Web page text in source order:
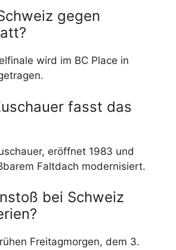
gegen
wird im BC Place in
fasst das
eröffnet 1983 und
Faltdach modernisiert.
bei Schweiz
Freitagmorgen, dem 3.